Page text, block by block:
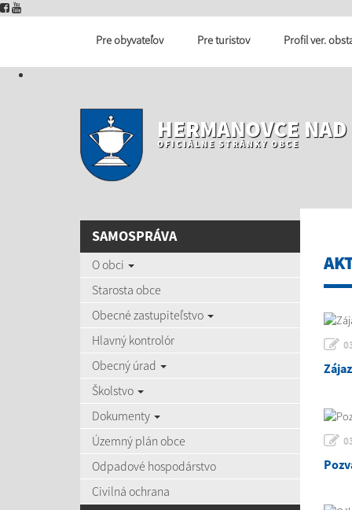
Pre obyvateľov Pre turistov Profil ver.
HERMANOVCE
OFICIÁLNE STRÁNKY OBCE
SAMOSPRÁVA
O obci
Starosta obce
Obecné zastupiteľstvo
Hlavný kontrolór
Obecný úrad
Školstvo
Dokumenty
Územný plán obce
Odpadové hospodárstvo
Civilná ochrana